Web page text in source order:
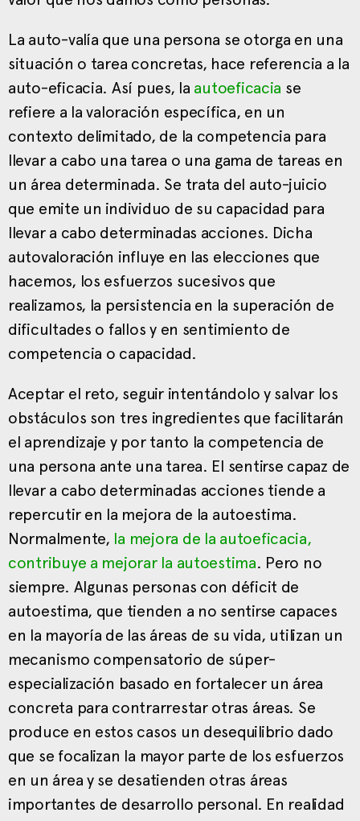
La auto-valía que una persona se otorga en una
situación o tarea concretas, hace referencia a la
auto-eficacia. Así pues, la autoeficacia se
refiere a la valoración específica, en un
contexto delimitado, de la competencia para
llevar a cabo una tarea o una gama de tareas en
un área determinada. Se trata del auto-juicio
que emite un individuo de su capacidad para
llevar a cabo determinadas acciones. Dicha
autovaloración influye en las elecciones que
hacemos, los esfuerzos sucesivos que
realizamos, la persistencia en la superación de
dificultades o fallos y en sentimiento de
competencia o capacidad.
Aceptar el reto, seguir intentándolo y salvar los
obstáculos son tres ingredientes que facilitarán
el aprendizaje y por tanto la competencia de
una persona ante una tarea. El sentirse capaz de
llevar a cabo determinadas acciones tiende a
repercutir en la mejora de la autoestima.
Normalmente, la mejora de la autoeficacia,
contribuye a mejorar la autoestima. Pero no
siempre. Algunas personas con déficit de
autoestima, que tienden a no sentirse capaces
en la mayoría de las áreas de su vida, utilizan un
mecanismo compensatorio de súper-
especialización basado en fortalecer un área
concreta para contrarrestar otras áreas. Se
produce en estos casos un desequilibrio dado
que se focalizan la mayor parte de los esfuerzos
en un área y se desatienden otras áreas
importantes de desarrollo personal. En realidad